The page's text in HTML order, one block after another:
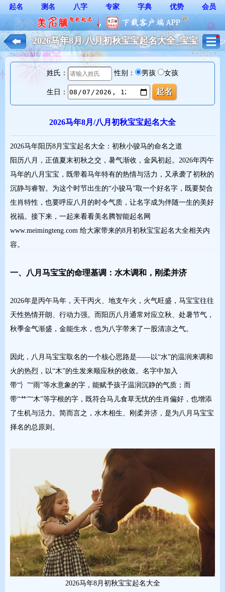
起名 测名 八字 专家 字典 优势 会员
2026马年8月/八月初秋宝宝起名大全_宝宝
起名*
姓氏： 性别： 男孩 女孩
生日：
2026马年8月/八月初秋宝宝起名大全
2026马年阳历8月宝宝起名大全：初秋小骏马的命名之道
阳历八月，正值夏末初秋之交，暑气渐收，金风初起。2026年丙午
马年的八月宝宝，既带着马年特有的热情与活力，又承袭了初秋的
沉静与睿智。为这个时节出生的“小骏马”取一个好名字，既要契合
生肖特性，也要呼应八月的时令气质，让名字成为伴随一生的美好
祝福。接下来，一起来看看美名腾智能起名网
www.meimingteng.com 给大家带来的8月初秋宝宝起名大全相关内
容。
一、八月马宝宝的命理基调：水木调和，刚柔并济
2026年是丙午马年，天干丙火、地支午火，火气旺盛，马宝宝往往
天性热情开朗、行动力强。而阳历八月通常对应立秋、处暑节气，
秋季金气渐盛，金能生水，也为八字带来了一股清凉之气。
因此，八月马宝宝取名的一个核心思路是——以“水”的温润来调和
火的热烈，以“木”的生发来顺应秋的收敛。名字中加入
带“氵”“雨”等水意象的字，能赋予孩子温润沉静的气质；而
带“艹”“木”等字根的字，既符合马儿食草无忧的生肖偏好，也增添
了生机与活力。简而言之，水木相生、刚柔并济，是为八月马宝宝
择名的总原则。
2026马年8月初秋宝宝起名大全